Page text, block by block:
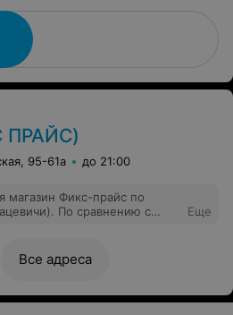
ПРАЙС)
95-61а до 21:00
магазин Фикс-прайс по
сравнению с
Еще
Все адреса